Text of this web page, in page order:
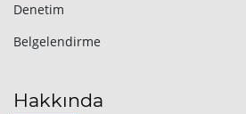
Denetim
Belgelendirme
Hakkında